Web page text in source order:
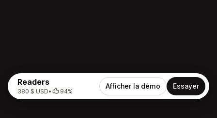
Readers
380 $ USD• 94%
Afficher la démo Essayer